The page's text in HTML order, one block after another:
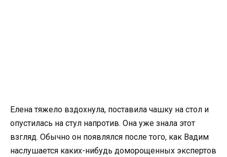
Елена тяжело вздохнула, поставила чашку на стол и
опустилась на стул напротив. Она уже знала этот
взгляд. Обычно он появлялся после того, как Вадим
наслушается каких-нибудь доморощенных экспертов